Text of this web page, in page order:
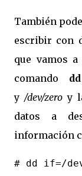
También
escribir con
que vamos
comando dd
y /dev/zeroy
datos a
información
# dd if=/